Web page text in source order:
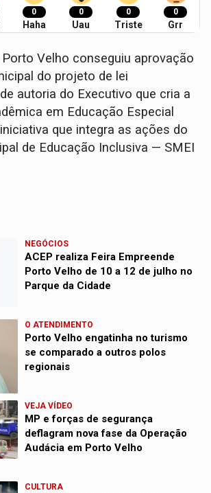
0
Haha
0
Uau
0
Triste
0
Grr
Velho conseguiu aprovação
do projeto de lei
autoria do Executivo que cria a
em Educação Especial
que integra as ações do
de Educação Inclusiva — SMEI
NEGÓCIOS
ACEP realiza Feira Empreende
Porto Velho de 10 a 12 de julho no
Parque da Cidade
O ATENDIMENTO
Porto Velho engatinha no turismo
se comparado a outros polos
regionais
VEJA VÍDEO
MP e forças de segurança
deflagram nova fase da Operação
Audácia em Porto Velho
CULTURA